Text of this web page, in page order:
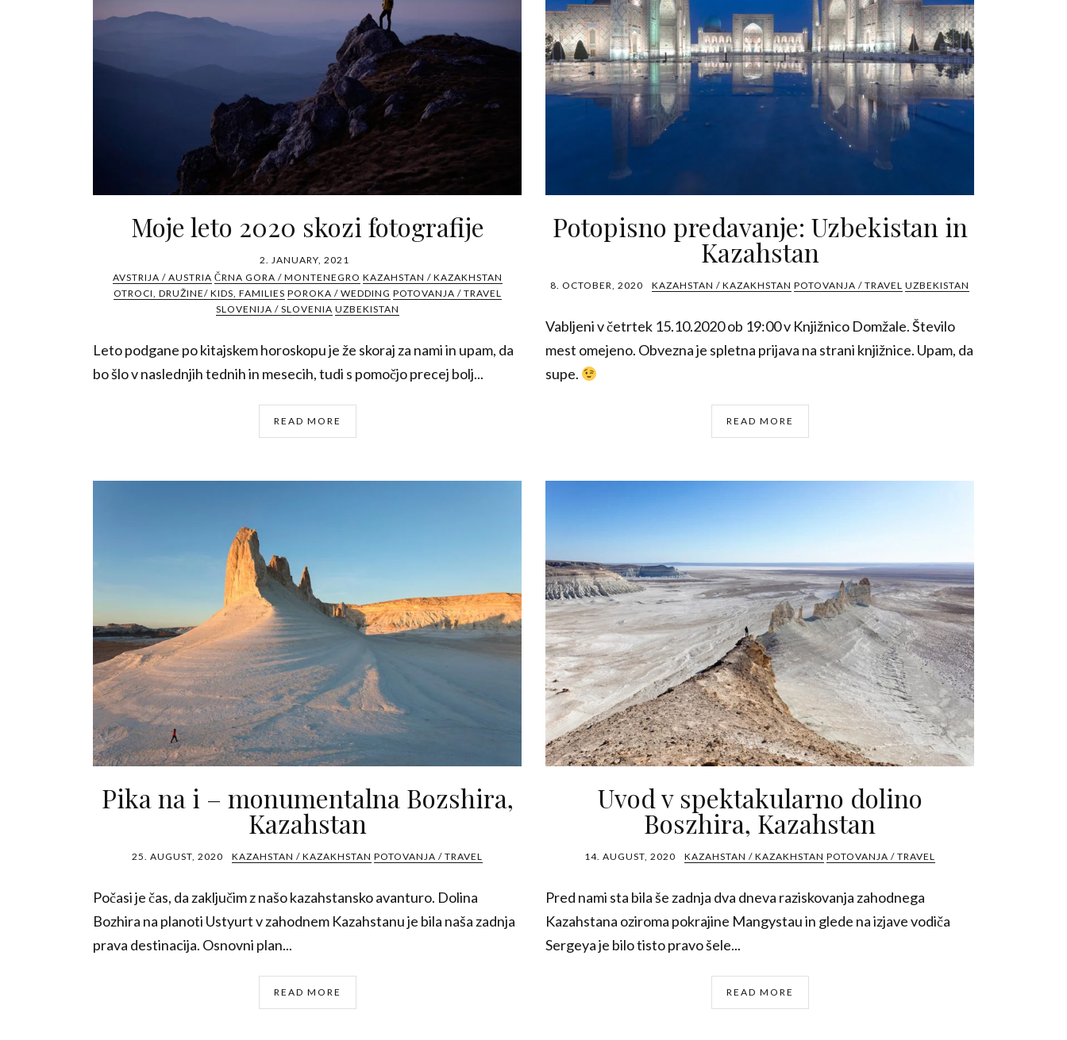
Moje leto 2020 skozi fotografije
2. JANUARY, 2021
AVSTRIJA / AUSTRIA ČRNA GORA / MONTENEGRO KAZAHSTAN / KAZAKHSTAN
OTROCI, DRUŽINE/ KIDS, FAMILIES POROKA / WEDDING POTOVANJA / TRAVEL
SLOVENIJA / SLOVENIA UZBEKISTAN
Leto podgane po kitajskem horoskopu je že skoraj za nami in upam, da
bo šlo v naslednjih tednih in mesecih, tudi s pomočjo precej bolj...
READ MORE
Potopisno predavanje: Uzbekistan in
Kazahstan
8. OCTOBER, 2020 KAZAHSTAN / KAZAKHSTAN POTOVANJA / TRAVEL UZBEKISTAN
Vabljeni v četrtek 15.10.2020 ob 19:00 v Knjižnico Domžale. Število
mest omejeno. Obvezna je spletna prijava na strani knjižnice. Upam, da
supe.
READ MORE
Pika na i – monumentalna Bozshira,
Kazahstan
25. AUGUST, 2020 KAZAHSTAN / KAZAKHSTAN POTOVANJA / TRAVEL
Počasi je čas, da zaključim z našo kazahstansko avanturo. Dolina
Bozhira na planoti Ustyurt v zahodnem Kazahstanu je bila naša zadnja
prava destinacija. Osnovni plan...
READ MORE
Uvod v spektakularno dolino
Boszhira, Kazahstan
14. AUGUST, 2020 KAZAHSTAN / KAZAKHSTAN POTOVANJA / TRAVEL
Pred nami sta bila še zadnja dva dneva raziskovanja zahodnega
Kazahstana oziroma pokrajine Mangystau in glede na izjave vodiča
Sergeya je bilo tisto pravo šele...
READ MORE